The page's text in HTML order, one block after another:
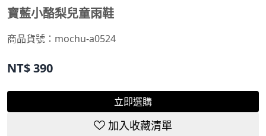
寶藍小酪梨兒童雨鞋
商品貨號： mochu-a0524
NT$390
立即選購
加入收藏清單